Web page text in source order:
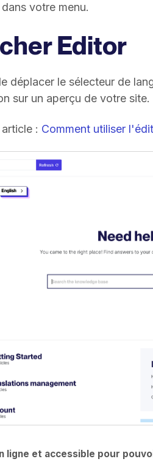
votre menu.
Editor
déplacer le sélecteur de
sur un aperçu de votre site.
: Comment utiliser
et accessible pour